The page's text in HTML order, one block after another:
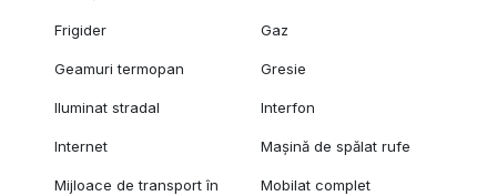
Frigider Gaz
Geamuri termopan Gresie
Iluminat stradal Interfon
Internet Mașină de spălat rufe
Mijloace de transport în
Mobilat complet